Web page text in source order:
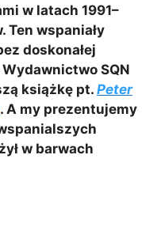
w latach 1991–
Ten wspaniały
doskonałej
SQN
książkę pt. Peter
. A my prezentujemy
w barwach